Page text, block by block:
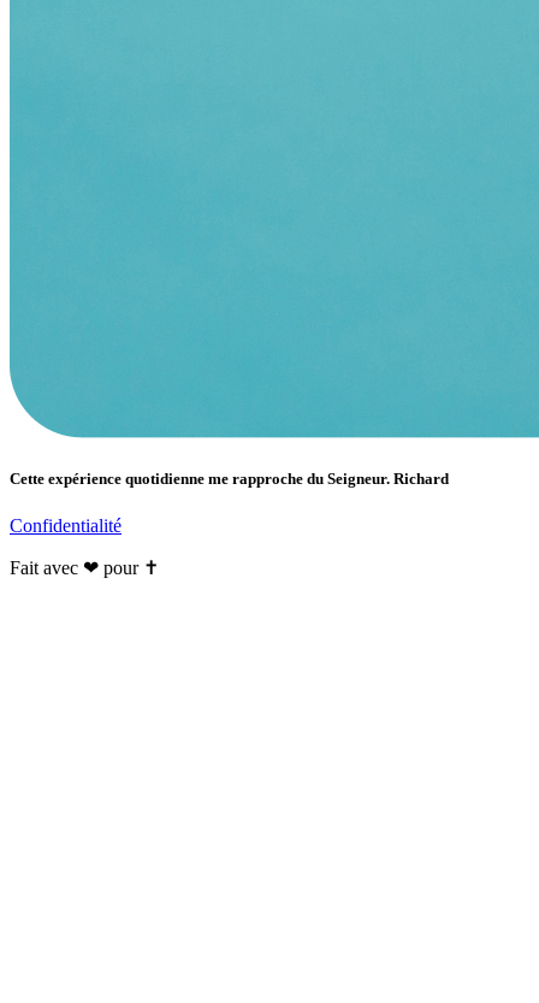
Cette expérience quotidienne me rapproche du Seigneur. Richard
Confidentialité
Fait avec ❤ pour ✝️️